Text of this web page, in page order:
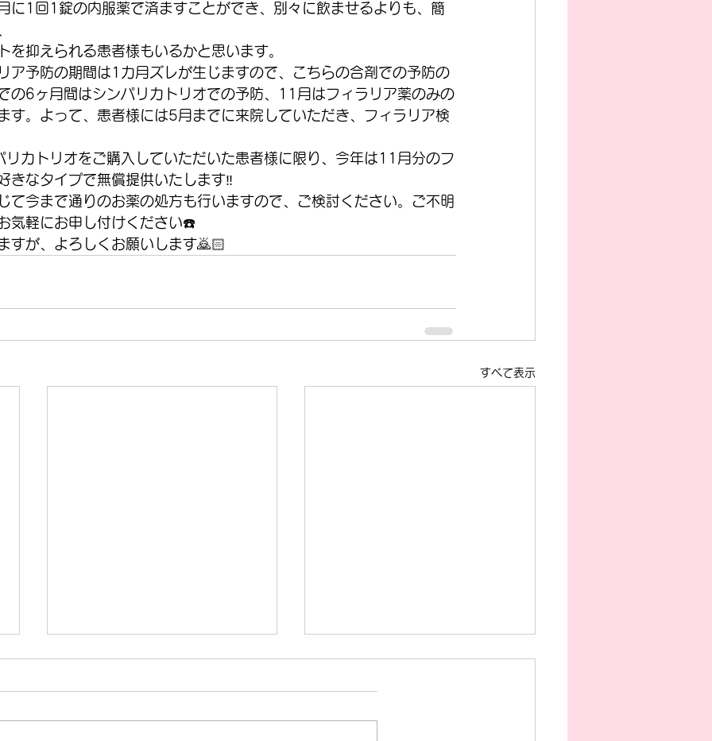
に1回1錠の内服薬で済ますことができ、別々に飲ませるよりも、簡
を抑えられる患者様もいるかと思います。
ア予防の期間は1カ月ズレが生じますので、こちらの合剤での予防の
の6ヶ月間はシンパリカトリオでの予防、11月はフィラリア薬のみの
す。よって、患者様には5月までに来院していただき、フィラリア検
リカトリオをご購入していただいた患者様に限り、今年は11月分のフ
きなタイプで無償提供いたします‼️
て今まで通りのお薬の処方も行いますので、ご検討ください。ご不明
気軽にお申し付けください☎️
すが、よろしくお願いします🙇🏻
すべて表示